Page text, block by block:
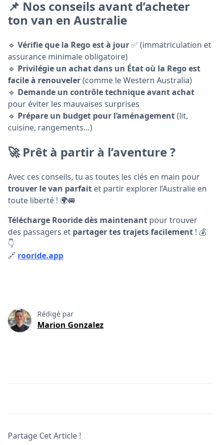
Partage Cet Article !
📌 Nos conseils avant d’acheter
ton van en Australie
🔹 Vérifie que la Rego est à jour✅ (immatriculation et
assurance minimale obligatoire)
🔹 Privilégie un achat dans un État où la Rego est
facile à renouveler(comme le Western Australia)
🔹 Demande un contrôle technique avant achat
pour éviter les mauvaises surprises
🔹 Prépare un budget pour l’aménagement(lit,
cuisine, rangements…)
🚀 Prêt à partir à l’aventure ?
Avec ces conseils, tu as toutes les clés en main pour
trouver le van parfait et partir explorer l’Australie en
toute liberté ! 🌍🚐
Télécharge Rooride dès maintenant pour trouver
des passagers et partager tes trajets facilement ! 💰
👇
🔗 rooride.app
Rédigé par
Marion Gonzalez